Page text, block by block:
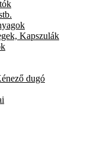
Kapszulák
dugó